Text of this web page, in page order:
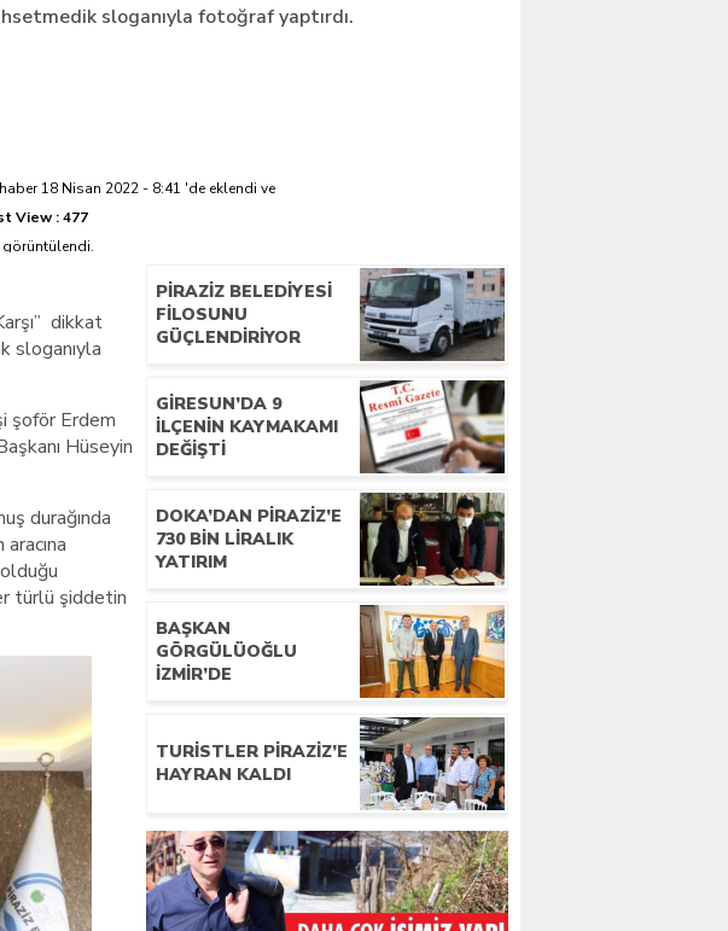
sloganıyla fotoğraf yaptırdı.
18 Nisan 2022 - 8:41 'de eklendi ve
View :477
görüntülendi.
dikkat
sloganıyla
şoför Erdem
Hüseyin
durağında
türlü şiddetin
PIRAZIZ BELEDIYESI
FILOSUNU
GÜÇLENDIRIYOR
GIRESUN’DA 9
ILÇENIN KAYMAKAMI
DEĞIŞTI
DOKA’DAN PIRAZIZ’E
730 BIN LIRALIK
YATIRIM
BAŞKAN
GÖRGÜLÜOĞLU
İZMIR’DE
TURISTLER PIRAZIZ’E
HAYRAN KALDI